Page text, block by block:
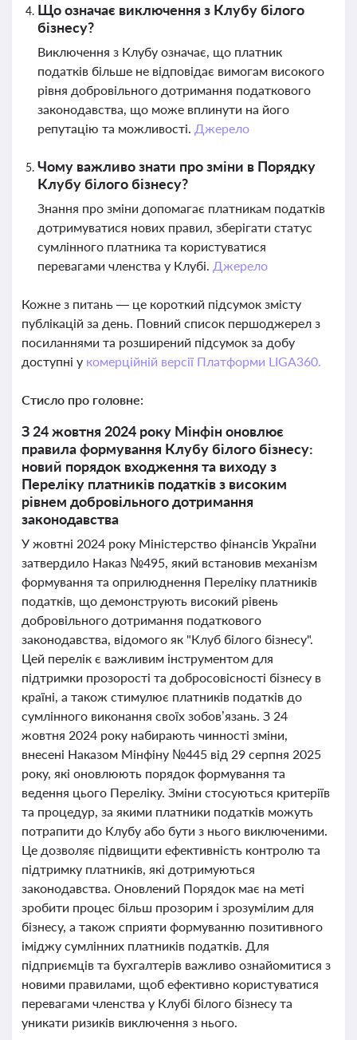
Що означає виключення з Клубу білого
бізнесу?
Виключення з Клубу означає, що платник
податків більше не відповідає вимогам високого
рівня добровільного дотримання податкового
законодавства, що може вплинути на його
репутацію та можливості. Джерело
Чому важливо знати про зміни в Порядку
Клубу білого бізнесу?
Знання про зміни допомагає платникам податків
дотримуватися нових правил, зберігати статус
сумлінного платника та користуватися
перевагами членства у Клубі. Джерело
Кожне з питань — це короткий підсумок змісту
публікацій за день. Повний список першоджерел з
посиланнями та розширений підсумок за добу
доступні у комерційній версії Платформи LIGA360.
Стисло про головне:
З 24 жовтня 2024 року Мінфін оновлює
правила формування Клубу білого бізнесу:
новий порядок входження та виходу з
Переліку платників податків з високим
рівнем добровільного дотримання
законодавства
У жовтні 2024 року Міністерство фінансів України
затвердило Наказ №495, який встановив механізм
формування та оприлюднення Переліку платників
податків, що демонструють високий рівень
добровільного дотримання податкового
законодавства, відомого як "Клуб білого бізнесу".
Цей перелік є важливим інструментом для
підтримки прозорості та добросовісності бізнесу в
країні, а також стимулює платників податків до
сумлінного виконання своїх зобов’язань. З 24
жовтня 2024 року набирають чинності зміни,
внесені Наказом Мінфіну №445 від 29 серпня 2025
року, які оновлюють порядок формування та
ведення цього Переліку. Зміни стосуються критеріїв
та процедур, за якими платники податків можуть
потрапити до Клубу або бути з нього виключеними.
Це дозволяє підвищити ефективність контролю та
підтримку платників, які дотримуються
законодавства. Оновлений Порядок має на меті
зробити процес більш прозорим і зрозумілим для
бізнесу, а також сприяти формуванню позитивного
іміджу сумлінних платників податків. Для
підприємців та бухгалтерів важливо ознайомитися з
новими правилами, щоб ефективно користуватися
перевагами членства у Клубі білого бізнесу та
уникати ризиків виключення з нього.